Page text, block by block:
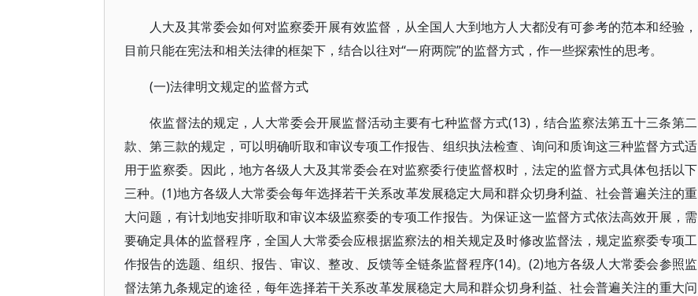
人大及其常委会如何对监察委开展有效监督，从全国人大到地方人大都没有可参考的范本和经验，
目前只能在宪法和相关法律的框架下，结合以往对“一府两院”的监督方式，作一些探索性的思考。
(一)法律明文规定的监督方式
依监督法的规定，人大常委会开展监督活动主要有七种监督方式(13)，结合监察法第五十三条第二
款、第三款的规定，可以明确听取和审议专项工作报告、组织执法检查、询问和质询这三种监督方式适
用于监察委。因此，地方各级人大及其常委会在对监察委行使监督权时，法定的监督方式具体包括以下
三种。(1)地方各级人大常委会每年选择若干关系改革发展稳定大局和群众切身利益、社会普遍关注的重
大问题，有计划地安排听取和审议本级监察委的专项工作报告。为保证这一监督方式依法高效开展，需
要确定具体的监督程序，全国人大常委会应根据监察法的相关规定及时修改监督法，规定监察委专项工
作报告的选题、组织、报告、审议、整改、反馈等全链条监督程序(14)。(2)地方各级人大常委会参照监
督法第九条规定的途径，每年选择若干关系改革发展稳定大局和群众切身利益、社会普遍关注的重大问